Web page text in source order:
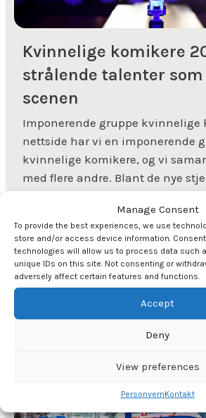
Manage Consent
To provide the best experiences, we use
store and/or access device information.
technologies will allow us to process data such
unique IDs on this site. Not consenting or
adversely affect certain features and functions.
Accept
Deny
View preferences
PersonvernKontakt
Kvinnelige komikere
strålende talenter som
scenen
Imponerende gruppe kvinnelige
nettside har vi en imponerende
kvinnelige komikere, og vi
med flere andre. Blant de nye
Spjelkavik ble nominert til
kategorien "Årets nykommer" i
på en herlig kombinasjon av
humoristiske og musikalske